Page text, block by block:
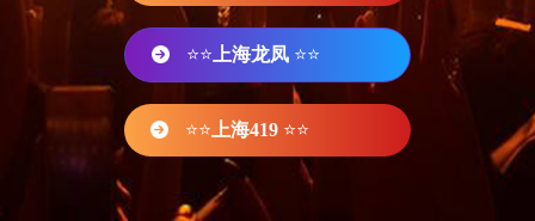
⭐⭐ 上海龙凤 ⭐⭐
⭐⭐ 上海419 ⭐⭐